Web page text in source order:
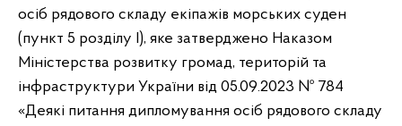
осіб рядового складу екіпажів морських суден
(пункт 5 розділу І), яке затверджено Наказом
Міністерства розвитку громад, територій та
інфраструктури України від 05.09.2023 № 784
«Деякі питання дипломування осіб рядового складу